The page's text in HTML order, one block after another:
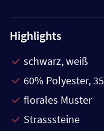
Highlights
schwarz, weiß
60% Polyester,
florales Muster
Strasssteine